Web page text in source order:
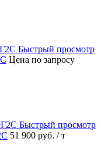
Быстрый просмотр
Цена по запросу
Быстрый просмотр
51 900 руб. / т